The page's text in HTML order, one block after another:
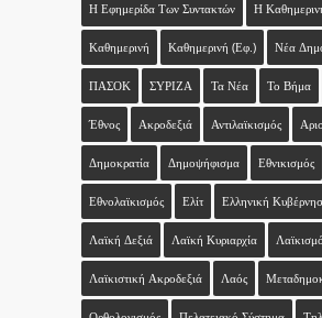
Η Εφημερίδα Των Συντακτών Η
Καθημερινή Καθημερινή (εφ.) Νέα
ΠΑΣΟΚ ΣΥΡΙΖΑ Τα Νέα Το Βήμα
Έθνος Ακροδεξιά Αντιλαϊκισμός
Δημοκρατία Δημοψήφισμα Εθνικισμός
Εθνολαϊκισμός Ελίτ Ελληνική
Λαϊκή Δεξιά Λαϊκή Κυριαρχία
Λαϊκιστική Ακροδεξιά Λαός